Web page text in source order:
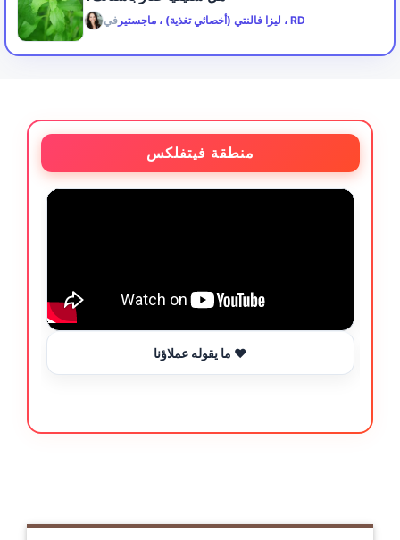
في ليزا فالنتي (أخصائي تغذية) ، ماجستير ، RD
منطقة فيتفلكس
ما يقوله عملاؤنا ❤️